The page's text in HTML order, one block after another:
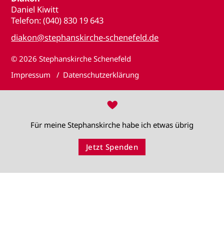
Daniel Kiwitt
Telefon: (040) 830 19 643
diakon@stephanskirche-schenefeld.de
© 2026 Stephanskirche Schenefeld
Impressum
Datenschutzerklärung
♥
Für meine Stephanskirche habe ich etwas übrig
Jetzt Spenden